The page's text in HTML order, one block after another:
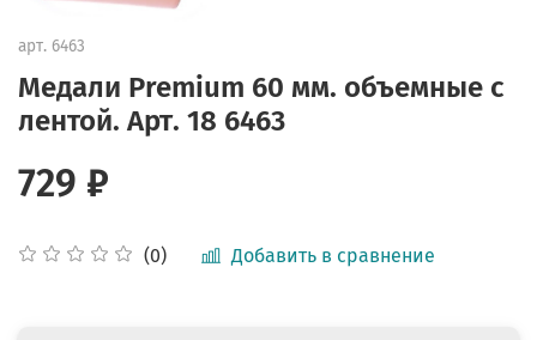
арт. 6463
Медали Premium 60 мм. объемные с
лентой. Арт. 18 6463
(0) Добавить в сравнение
729 ₽